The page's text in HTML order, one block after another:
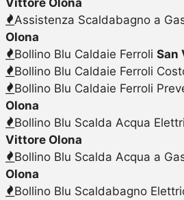
Assistenza Scaldabagno a
Olona
Bollino Blu Caldaie Ferroli San
Bollino Blu Caldaie Ferroli
Bollino Blu Caldaie Ferroli
Olona
Bollino Blu Scalda Acqua
Vittore Olona
Bollino Blu Scalda Acqua a
Olona
Bollino Blu Scaldabagno